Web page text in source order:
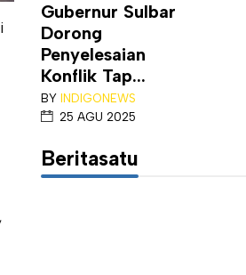
Gubernur Sulbar
Dorong
Penyelesaian
Konflik Tap...
BY INDIGONEWS
25 AGU 2025
Beritasatu